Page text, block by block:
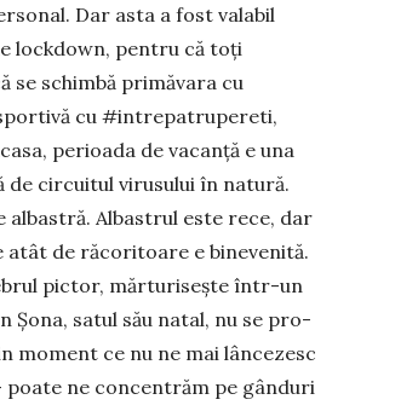
Dar asta a fost valabil
lockdown, pentru că toți
se schimbă primăvara cu
cu #intrepatrupereti,
perioada de vacanță e una
de cir­cuitul virusului în natură.
albas­tră. Albastrul este rece, dar
atât de răcoritoare e bine­venită.
pic­tor, mărtu­ri­sește într-un
Șona, satul său natal, nu se pro­
mo­ment ce nu ne mai lâncezesc
ne concentrăm pe gânduri